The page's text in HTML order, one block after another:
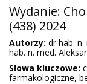
Wydanie:
(438) 2024
Autorzy: dr hab.
hab. n. med.
Słowa kluczowe:
farmakologiczne,